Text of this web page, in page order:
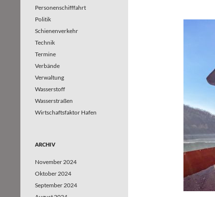
Personenschifffahrt
Politik
Schienenverkehr
Technik
Termine
Verbände
Verwaltung
Wasserstoff
Wasserstraßen
Wirtschaftsfaktor Hafen
ARCHIV
November 2024
Oktober 2024
September 2024